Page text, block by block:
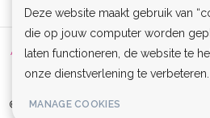
Algemene voorwaarden | Privacy
RSS Feed
© Copyright 2026 - Lamor | Clubwear,
Deze website maakt gebruik van
die op jouw computer worden
laten functioneren, de website te
onze dienstverlening te verbeteren.
MANAGE COOKIES